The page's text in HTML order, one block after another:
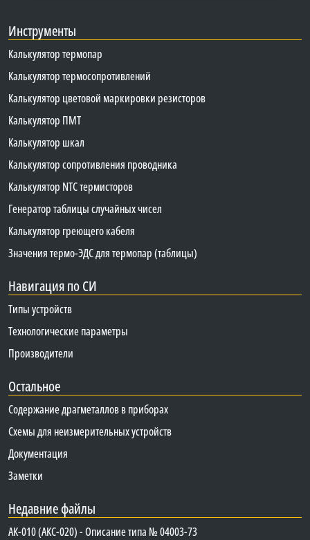
Инструменты
Калькулятор термопар
Калькулятор термосопротивлений
Калькулятор цветовой маркировки резисторов
Калькулятор ПМТ
Калькулятор шкал
Калькулятор сопротивления проводника
Калькулятор NTC термисторов
Генератор таблицы случайных чисел
Калькулятор греющего кабеля
Значения термо-ЭДС для термопар (таблицы)
Навигация по СИ
Типы устройств
Технологические параметры
Производители
Остальное
Содержание драгметаллов в приборах
Схемы для неизмерительных устройств
Документация
Заметки
Недавние файлы
АК-010 (АКС-020) - Описание типа № 04003-73